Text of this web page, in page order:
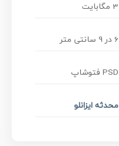
3 مگابایت
6 در 9 سانتی متر
PSD فتوشاپ
محدثه ایزانلو